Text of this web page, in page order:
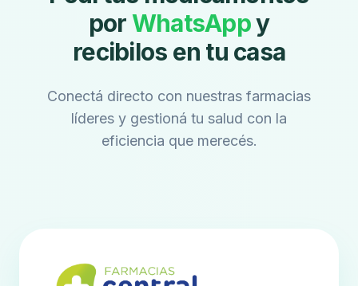
porWhatsAppy
recibilos en tu casa
Conectá directo con nuestras farmacias
líderes y gestioná tu salud con la
eficiencia que merecés.